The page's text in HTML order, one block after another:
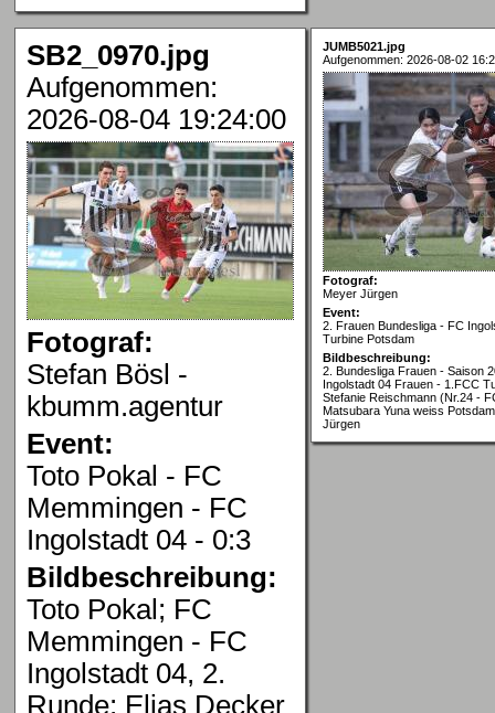
SB2_0970.jpg
Aufgenommen:
2026-08-04 19:24:00
Fotograf:
Stefan Bösl -
kbumm.agentur
Event:
Toto Pokal - FC
Memmingen - FC
Ingolstadt 04 - 0:3
Bildbeschreibung:
Toto Pokal; FC
Memmingen - FC
Ingolstadt 04, 2.
Runde; Elias Decker
JUMB5021.jpg
Aufgenommen: 2026-08-02
Fotograf:
Meyer Jürgen
Event:
2. Frauen Bundesliga - FC
Turbine Potsdam
Bildbeschreibung:
2. Bundesliga Frauen - Saison
Ingolstadt 04 Frauen - 1.FCC
Stefanie Reischmann (Nr.24 -
Matsubara Yuna weiss
Jürgen